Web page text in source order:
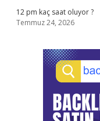
12 pm kaç saat oluyor ?
Temmuz 24, 2026